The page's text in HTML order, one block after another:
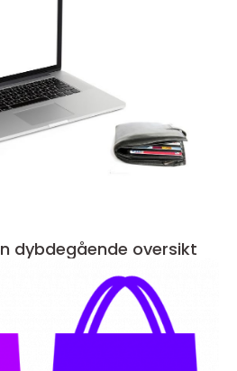
dybdegående oversikt